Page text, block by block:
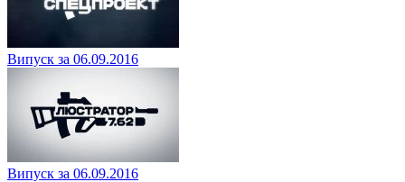
Випуск за 06.09.2016
Випуск за 06.09.2016